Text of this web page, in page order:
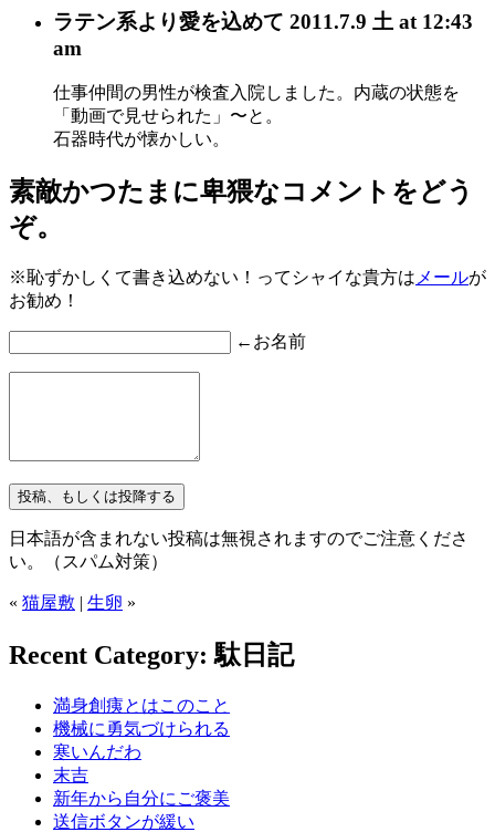
ラテン系より愛を込めて 2011.7.9 土 at 12:43
am
仕事仲間の男性が検査入院しました。内蔵の状態を
「動画で見せられた」〜と。
石器時代が懐かしい。
素敵かつたまに卑猥なコメントをどう
ぞ。
※恥ずかしくて書き込めない！ってシャイな貴方は メールが
お勧め！
←お名前
日本語が含まれない投稿は無視されますのでご注意くださ
い。（スパム対策）
« 猫屋敷 | 生卵 »
Recent Category: 駄日記
満身創痍とはこのこと
機械に勇気づけられる
寒いんだわ
末吉
新年から自分にご褒美
送信ボタンが緩い